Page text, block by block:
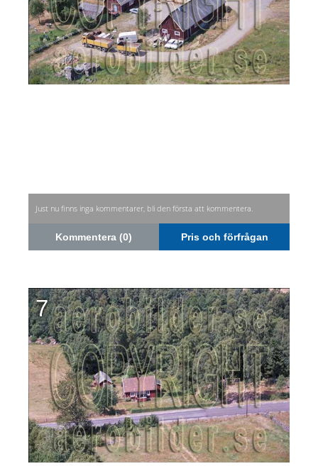
Just nu finns inga kommentarer, bli den första att kommentera.
Kommentera (0) Pris och förfrågan
7